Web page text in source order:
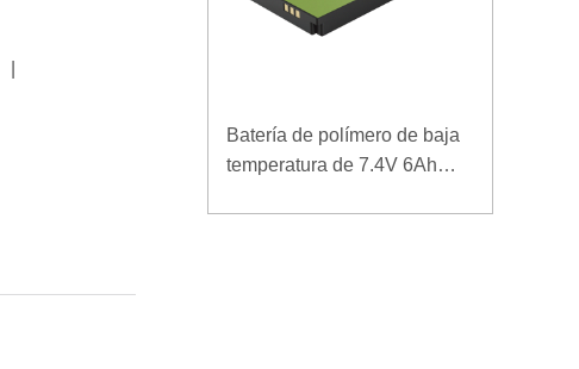
Batería de polímero de baja
temperatura de 7.4V 6Ah